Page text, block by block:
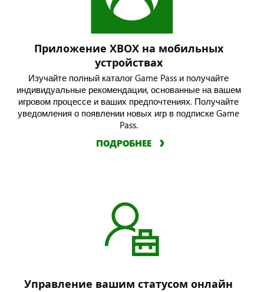
Приложение XBOX на мобильных
устройствах
Изучайте полный каталог Game Pass и получайте
индивидуальные рекомендации, основанные на вашем
игровом процессе и ваших предпочтениях. Получайте
уведомления о появлении новых игр в подписке Game
Pass.
ПОДРОБНЕЕ
Управление вашим статусом онлайн